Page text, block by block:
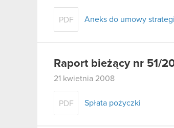
PDF Aneks do umowy
Raport bieżący nr 51/
21 kwietnia 2008
PDF Spłata pożyczki